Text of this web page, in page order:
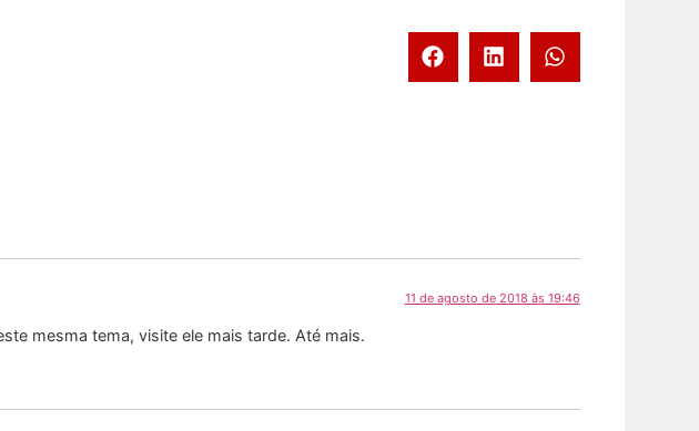
11 de agosto de 2018 às 19:46
mesma tema, visite ele mais tarde. Até mais.